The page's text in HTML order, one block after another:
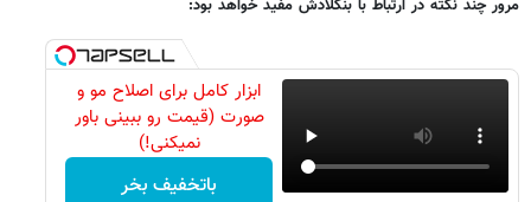
مرور چند نکته در ارتباط با بنگلادش مفید خواهد بود:
ابزار کامل برای اصلاح مو و
صورت (قیمت رو ببینی باور
نمیکنی!)
باتخفیف بخر